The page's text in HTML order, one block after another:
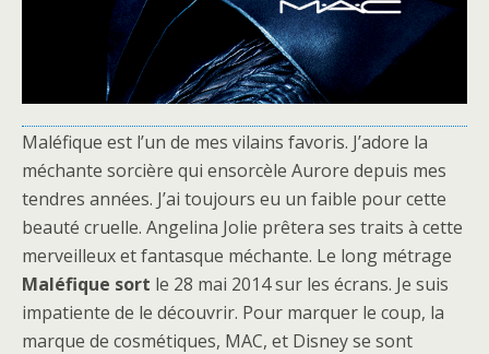
Maléfique est l’un de mes vilains favoris. J’adore la
méchante sorcière qui ensorcèle Aurore depuis mes
tendres années. J’ai toujours eu un faible pour cette
beauté cruelle. Angelina Jolie prêtera ses traits à cette
merveilleux et fantasque méchante. Le long métrage
Maléfique sort le 28 mai 2014 sur les écrans. Je suis
impatiente de le découvrir. Pour marquer le coup, la
marque de cosmétiques, MAC, et Disney se sont